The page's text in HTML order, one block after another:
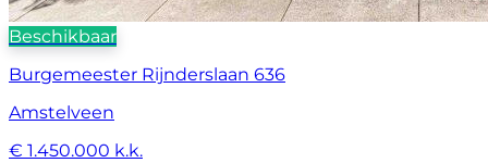
Beschikbaar
Burgemeester Rijnderslaan 636
Amstelveen
€ 1.450.000 k.k.